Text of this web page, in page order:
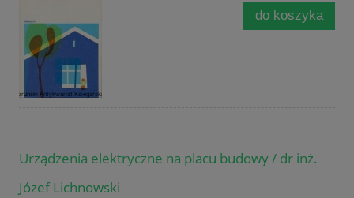
do koszyka
Urządzenia elektryczne na placu budowy / dr inż.
Józef Lichnowski